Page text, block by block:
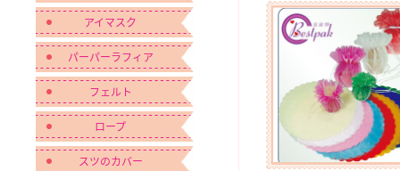
アイマスク
パーパーラフィア
フェルト
ロープ
スツのカバー